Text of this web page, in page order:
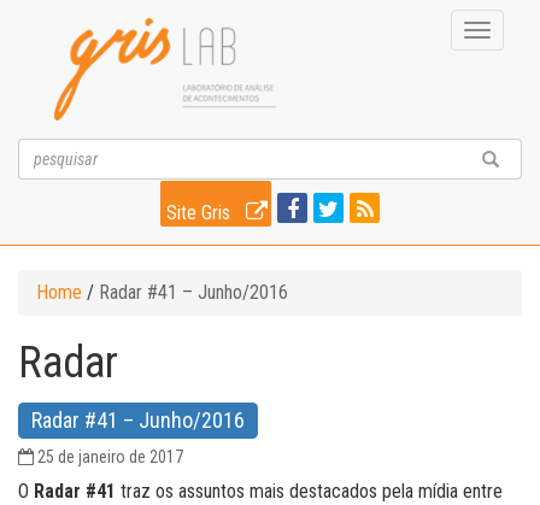
Toggle
Site Gris
Home / Radar #41 – Junho/2016
Radar
Radar #41 – Junho/2016
25 de janeiro de 2017
O Radar #41 traz os assuntos mais destacados pela mídia entre